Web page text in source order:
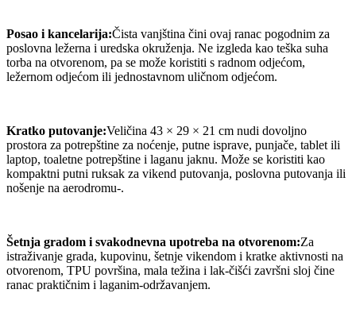
Posao i kancelarija:Čista vanjština čini ovaj ranac pogodnim za
poslovna ležerna i uredska okruženja. Ne izgleda kao teška suha
torba na otvorenom, pa se može koristiti s radnom odjećom,
ležernom odjećom ili jednostavnom uličnom odjećom.
Kratko putovanje:Veličina 43 × 29 × 21 cm nudi dovoljno
prostora za potrepštine za noćenje, putne isprave, punjače, tablet ili
laptop, toaletne potrepštine i laganu jaknu. Može se koristiti kao
kompaktni putni ruksak za vikend putovanja, poslovna putovanja ili
nošenje na aerodromu-.
Šetnja gradom i svakodnevna upotreba na otvorenom:Za
istraživanje grada, kupovinu, šetnje vikendom i kratke aktivnosti na
otvorenom, TPU površina, mala težina i lak-čišći završni sloj čine
ranac praktičnim i laganim-održavanjem.